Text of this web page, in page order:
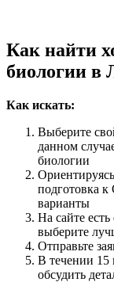
Как найти
биологии в
Как искать:
Выберите
данном
биологии
подготовка
варианты
На сайте
выберите
Отправьте
В течении 15
обсудить